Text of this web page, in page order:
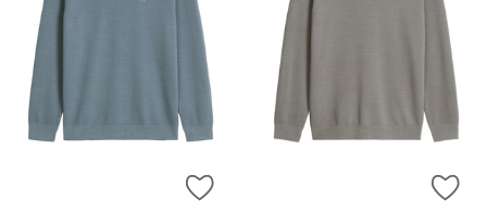
ZUR WUNSCHLISTE HINZUFÜGEN